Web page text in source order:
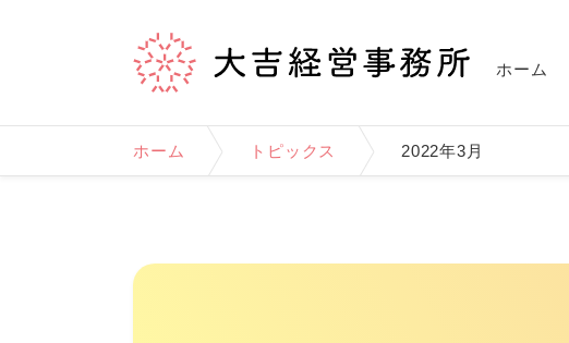
ホーム
ホーム トピックス 2022年3月